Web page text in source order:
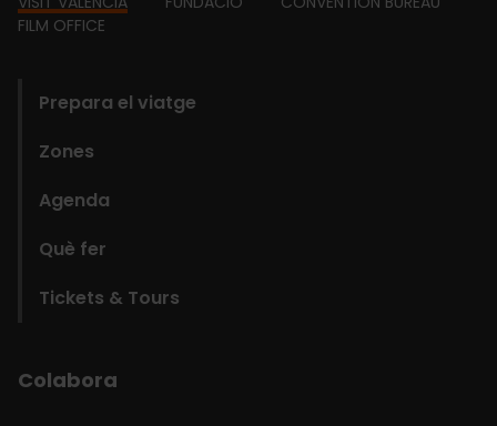
Footer
FILM OFFICE
Prepara el viatge
Zones
Agenda
Què fer
Tickets & Tours
Colabora